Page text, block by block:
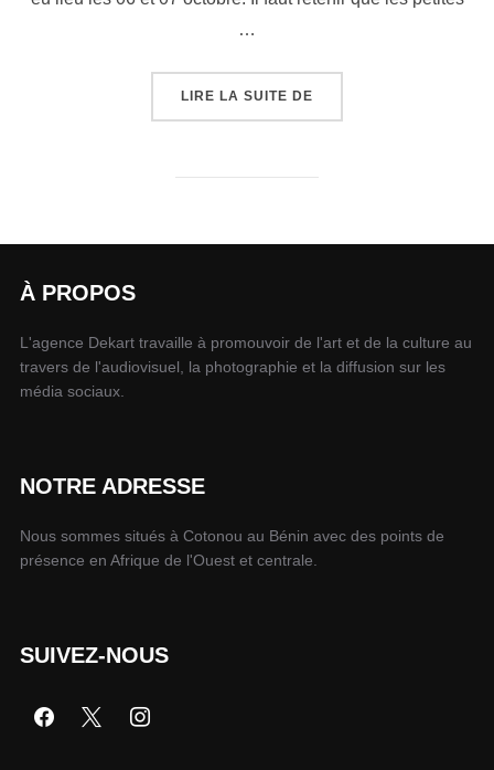
…
LIRE LA SUITE DE
À PROPOS
L'agence Dekart travaille à promouvoir de l'art et de la culture au
travers de l'audiovisuel, la photographie et la diffusion sur les
média sociaux.
NOTRE ADRESSE
Nous sommes situés à Cotonou au Bénin avec des points de
présence en Afrique de l'Ouest et centrale.
SUIVEZ-NOUS